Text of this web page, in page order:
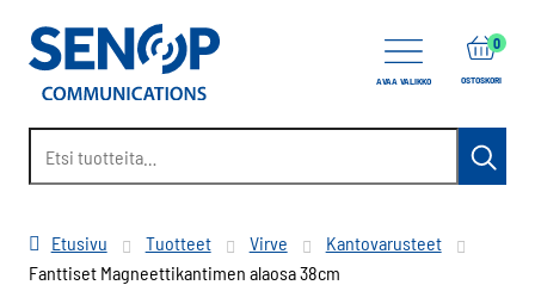
AVAA VALIKKO OSTOSKORI
0items
Etusivu Tuotteet Virve
Kantovarusteet
Fanttiset Magneettikantimen alaosa 38cm